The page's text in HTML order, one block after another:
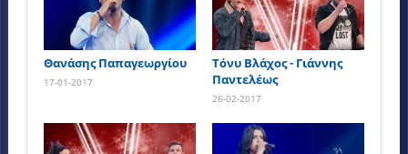
Θανάσης Παπαγεωργίου
17-01-2017
Τόνυ Βλάχος - Γιάννης
Παντελέως
26-02-2017